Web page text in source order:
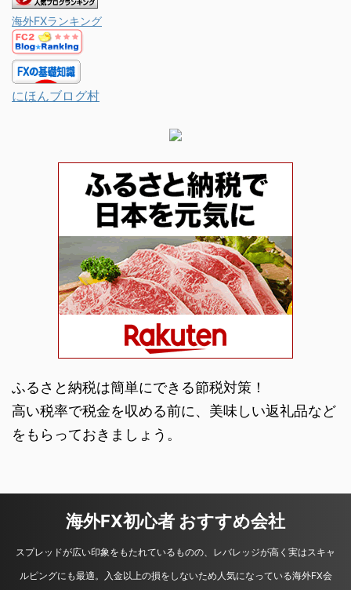
海外FXランキング
にほんブログ村
ふるさと納税は簡単にできる節税対策！
高い税率で税金を収める前に、美味しい返礼品など
をもらっておきましょう。
海外FX初心者 おすすめ会社
スプレッドが広い印象をもたれているものの、レバレッジが高く実はスキャ
ルピングにも最適。入金以上の損をしないため人気になっている海外FX会